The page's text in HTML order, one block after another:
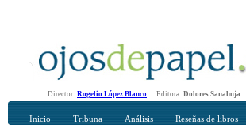
Director: Rogelio López Blanco Editora: Dolores Sanahuja
Inicio Tribuna Análisis Reseñas de libros